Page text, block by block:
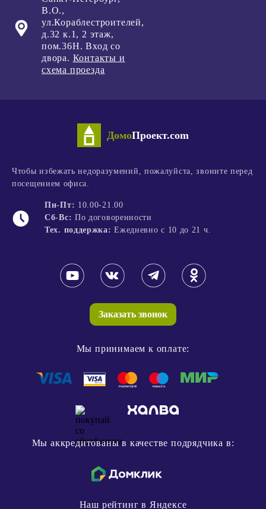
В.О.,
ул.Кораблестроителей,
д.32 к.1, 2 этаж,
пом.36Н. Вход со
двора. Контакты и
схема проезда
ДомоПроект.com
Чтобы избежать недоразумений, пожалуйста, звоните перед
посещением офиса.
Пн-Пт: 10.00-21.00
Сб-Вс: По договоренности
Тех. поддержка: Ежедневно с 10 до 21 ч.
Заказать звонок
Мы принимаем к оплате:
Мы аккредитованы в качестве подрядчика в:
Наш рейтинг в Яндексе